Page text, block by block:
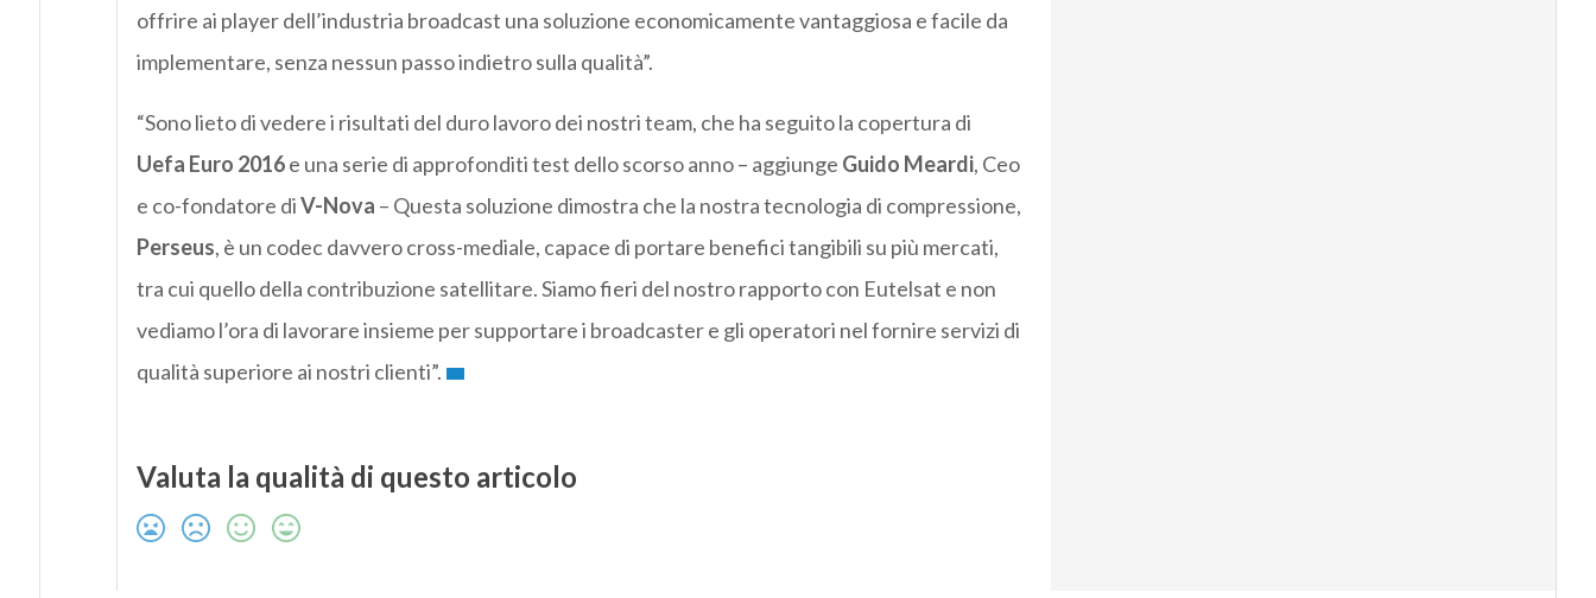
offrire ai player dell’industria broadcast una soluzione economicamente vantaggiosa e facile da
implementare, senza nessun passo indietro sulla qualità”.
“Sono lieto di vedere i risultati del duro lavoro dei nostri team, che ha seguito la copertura di
Uefa Euro 2016e una serie di approfonditi test dello scorso anno – aggiunge Guido Meardi, Ceo
e co-fondatore diV-Nova – Questa soluzione dimostra che la nostra tecnologia di compressione,
Perseus, è un codec davvero cross-mediale, capace di portare benefici tangibili su più mercati,
tra cui quello della contribuzione satellitare. Siamo fieri del nostro rapporto con Eutelsat e non
vediamo l’ora di lavorare insieme per supportare i broadcaster e gli operatori nel fornire servizi di
qualità superiore ai nostri clienti”.
Valuta la qualità di questo articolo